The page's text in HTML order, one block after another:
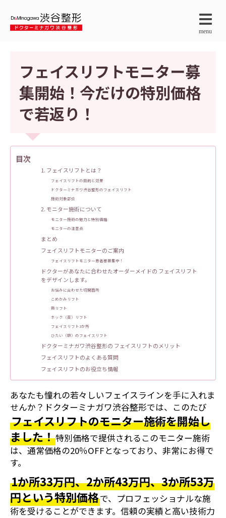
menu
フェイスリフトモニター募
集開始！今だけの特別価格
で若返り！
目次
1. フェイスリフトとは？
フェイスリフトの目的と効果
ドクターミナガワ渋谷整形のフェイスリフト
施術対象部位
2. モニター施術について
モニター施術の魅力と特別価格
モニターの注意点
まとめ
フェイスリフトモニターのご案内
フェイスリフトモニター患者様募集中！
ドクターがあなたに合わせたオーダーメイドの フェイスリフト
をデザインします。
お悩みに合わせた切開箇所
こめかみリフト
頬リフト
ネック（首）リフト
フェイスリフト3か所
ひたい（額）のフェイスリフト
ドクターミナガワ渋谷整形の フェイスリフトのメリット
フェイスリフトのよくある質問
フェイスリフトのお役立ち情報
あなたも憧れの若々しいフェイスラインを手に入れま
せんか？ドクターミナガワ渋谷整形では、このたび
フェイスリフトのモニター施術を開始し
ました！特別価格で提供されるこのモニター施術
は、通常価格の20％OFFとなっており、非常にお得で
す。
1か所33万円、2か所43万円、3か所53万
円という特別価格で、プロフェッショナルな施
術を受けることができます。信頼の実績と高い技術力